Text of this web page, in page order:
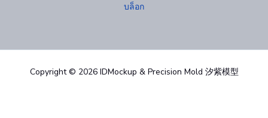
บล็อก
Copyright © 2026 IDMockup & Precision Mold 汐紫模型